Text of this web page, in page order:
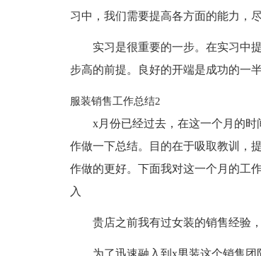
习中，我们需要提高各方面的能力，
实习是很重要的一步。在实习中
步高的前提。良好的开端是成功的一半
服装销售工作总结2
x月份已经过去，在这一个月的
作做一下总结。目的在于吸取教训，
作做的更好。下面我对这一个月的工
入
贵店之前我有过女装的销售经验
为了迅速融入到x男装这个销售